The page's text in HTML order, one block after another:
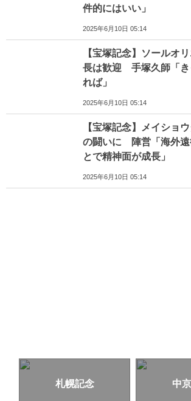
件的にはいい」
2025年6月10日 05:14
【宝塚記念】ソールオ
長は歓迎 手塚久師「き
れば」
2025年6月10日 05:14
【宝塚記念】メイショ
の闘いに 陣営「海外遠
とで精神面が成長」
2025年6月10日 05:14
札幌記念 中